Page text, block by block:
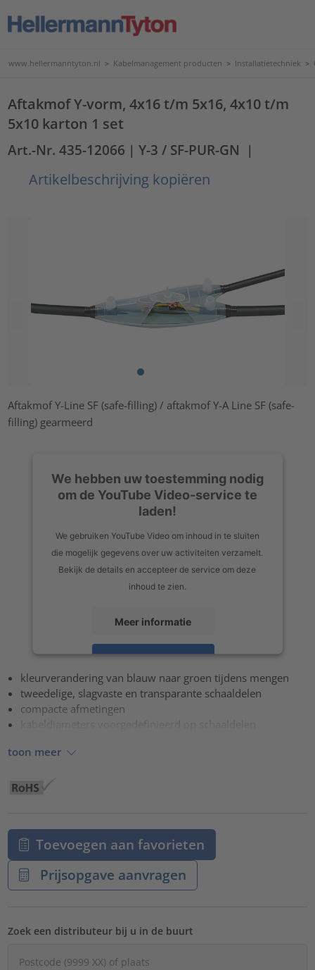
www.hellermanntyton.nl > Kabelmanagement producten > Installatietechniek >
Aftakmof Y-vorm, 4x16 t/m 5x16, 4x10 t/m
5x10 karton 1 set
Art.-Nr. 435-12066 | Y-3 / SF-PUR-GN |
Artikelbeschrijving kopiëren
Aftakmof Y-Line SF (safe-filling) / aftakmof Y-A Line SF (safe-
filling) gearmeerd
We hebben uw toestemming nodig
om de YouTube Video-service te
laden!
We gebruiken YouTube Video om inhoud in te sluiten
die mogelijk gegevens over uw activiteiten verzamelt.
Bekijk de details en accepteer de service om deze
inhoud te zien.
Meer informatie
Accepteren
powered byUsercentrics Consent Management Platform
kleurverandering van blauw naar groen tijdens mengen
tweedelige, slagvaste en transparante schaaldelen
compacte afmetingen
kabeldiameters voorgedefinieerd op schaaldelen
toon meer
Toevoegen aan favorieten
Prijsopgave aanvragen
Zoek een distributeur bij u in de buurt